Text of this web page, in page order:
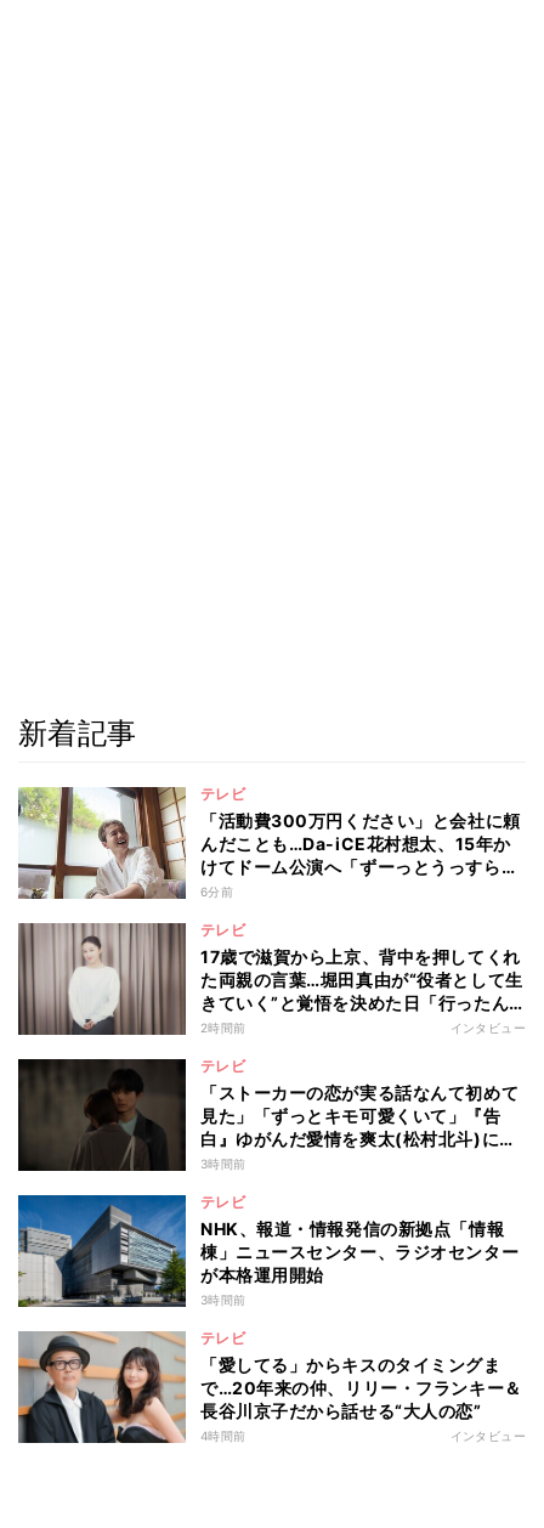
新着記事
テレビ
「活動費300万円ください」と会社に頼
んだことも…Da-iCE花村想太、15年か
けてドーム公演へ「ずーっとうっすらや
けど右肩上がり続けられていた」
6分前
テレビ
17歳で滋賀から上京、背中を押してくれ
た両親の言葉…堀田真由が“役者として生
きていく”と覚悟を決めた日「行ったん
やったら、もう帰られへんな」
2時間前 インタビュー
テレビ
「ストーカーの恋が実る話なんて初めて
見た」「ずっとキモ可愛くいて」『告
白』ゆがんだ愛情を爽太(松村北斗)に向
ける視聴者の声
3時間前
テレビ
NHK、報道・情報発信の新拠点「情報
棟」ニュースセンター、ラジオセンター
が本格運用開始
3時間前
テレビ
「愛してる」からキスのタイミングま
で…20年来の仲、リリー・フランキー＆
長谷川京子だから話せる“大人の恋”
4時間前 インタビュー